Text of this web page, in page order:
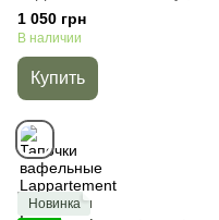
Кремовый, 36/37 см
1 050 грн
В наличии
Купить
Новинка